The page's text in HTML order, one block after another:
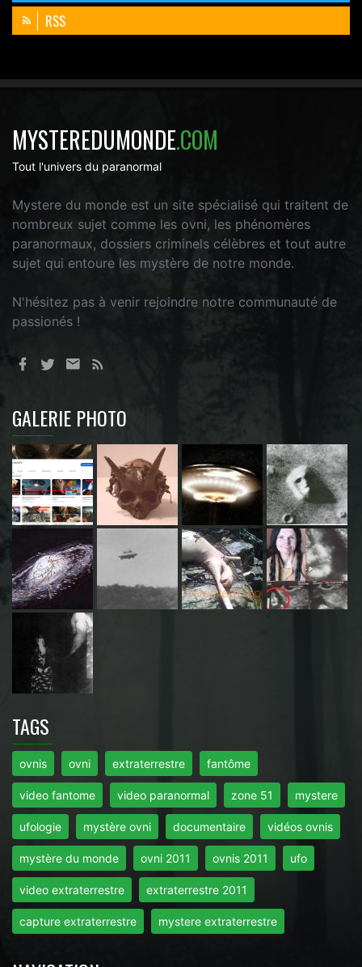
RSS
MYSTEREDUMONDE.COM
Tout l'univers du paranormal
Mystere du monde est un site spécialisé qui traitent de
nombreux sujet comme les ovni, les phénomères
paranormaux, dossiers criminels célèbres et tout autre
sujet qui entoure les mystère de notre monde.
N'hésitez pas à venir rejoindre notre communauté de
passionés !
GALERIE PHOTO
TAGS
ovnis ovni extraterrestre fantôme
video fantome video paranormal zone 51 mystere
ufologie mystère ovni documentaire vidéos ovnis
mystère du monde ovni 2011 ovnis 2011 ufo
video extraterrestre extraterrestre 2011
capture extraterrestre mystere extraterrestre